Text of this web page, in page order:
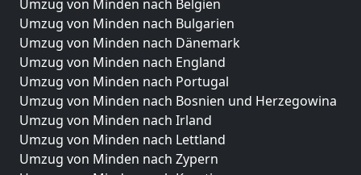
Umzug von Minden nach Belgien
Umzug von Minden nach Bulgarien
Umzug von Minden nach Dänemark
Umzug von Minden nach England
Umzug von Minden nach Portugal
Umzug von Minden nach Bosnien und Herzegowina
Umzug von Minden nach Irland
Umzug von Minden nach Lettland
Umzug von Minden nach Zypern